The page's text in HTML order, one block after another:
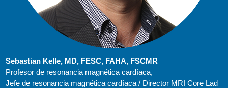
Sebastian Kelle, MD, FESC, FAHA, FSCMR
Profesor de resonancia magnética cardíaca,
Jefe de resonancia magnética cardíaca / Director MRI Core Lad